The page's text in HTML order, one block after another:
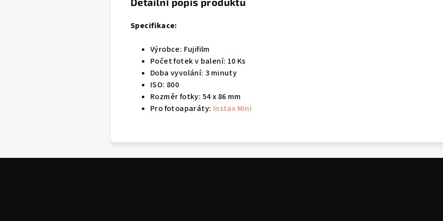
Specifikace:
Výrobce: Fujifilm
Počet fotek v balení: 10 Ks
Doba vyvolání: 3 minuty
ISO: 800
Rozměr fotky: 54 x 86 mm
Pro fotoaparáty: Instax Mini